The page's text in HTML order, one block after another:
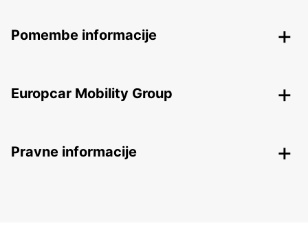
Pomembe informacije
Europcar Mobility Group
Pravne informacije